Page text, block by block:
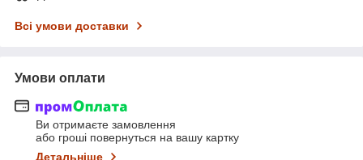
Всі умови доставки
Умови оплати
Ви отримаєте замовлення
або гроші повернуться на вашу картку
Детальніше